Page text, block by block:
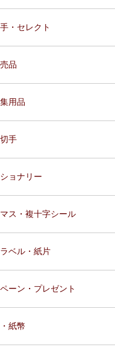
・セレクト
品
用品
手
ョナリー
ス・複十字シール
ベル・紙片
ーン・プレゼント
紙幣